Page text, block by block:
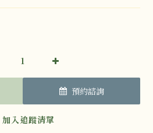
預約諮詢
加入追蹤清單